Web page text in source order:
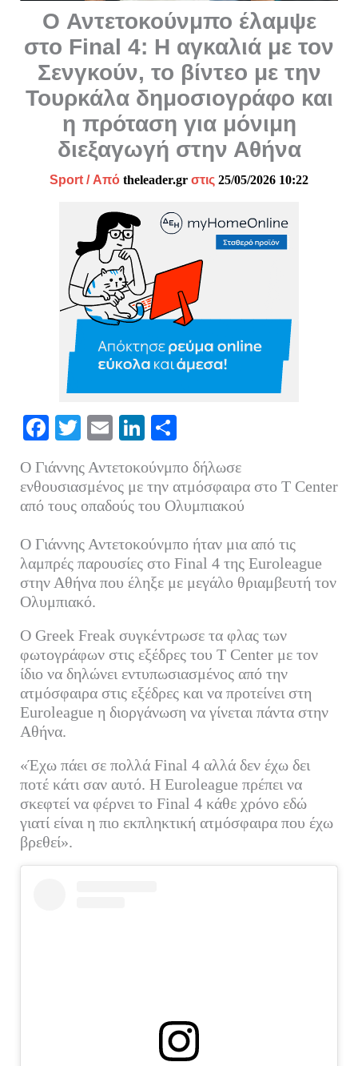
O Αντετοκούνμπο έλαμψε
στο Final 4: Η αγκαλιά με τον
Σενγκούν, το βίντεο με την
Τουρκάλα δημοσιογράφο και
η πρόταση για μόνιμη
διεξαγωγή στην Αθήνα
Sport / Από theleader.gr στις 25/05/2026 10:22
Fa
bo
ok
T
tte
r
E
ail
Li
ed
In
ρ
α
εί
τε
Ο Γιάννης Αντετοκούνμπο δήλωσε
ενθουσιασμένος με την ατμόσφαιρα στο T Center
από τους οπαδούς του Ολυμπιακού
Ο Γιάννης Αντετοκούνμπο ήταν μια από τις
λαμπρές παρουσίες στο Final 4 της Euroleague
στην Αθήνα που έληξε με μεγάλο θριαμβευτή τον
Ολυμπιακό.
Ο Greek Freak συγκέντρωσε τα φλας των
φωτογράφων στις εξέδρες του T Center με τον
ίδιο να δηλώνει εντυπωσιασμένος από την
ατμόσφαιρα στις εξέδρες και να προτείνει στη
Euroleague η διοργάνωση να γίνεται πάντα στην
Αθήνα.
«Έχω πάει σε πολλά Final 4 αλλά δεν έχω δει
ποτέ κάτι σαν αυτό. Η Euroleague πρέπει να
σκεφτεί να φέρνει το Final 4 κάθε χρόνο εδώ
γιατί είναι η πιο εκπληκτική ατμόσφαιρα που έχω
βρεθεί».